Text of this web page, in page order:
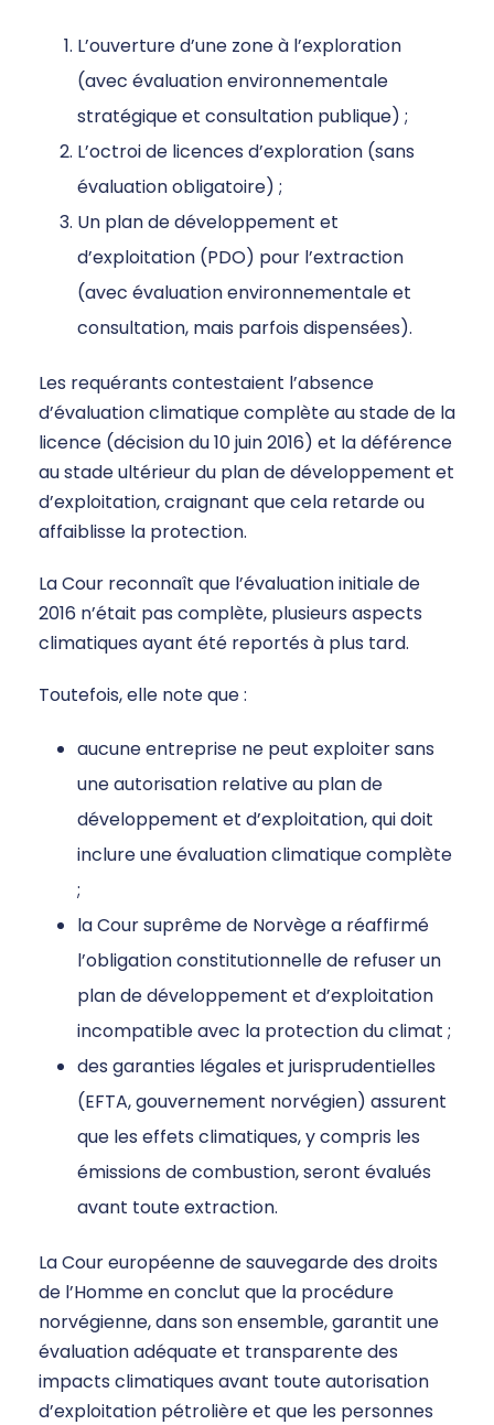
L’ouverture d’une zone à l’exploration
(avec évaluation environnementale
stratégique et consultation publique) ;
L’octroi de licences d’exploration (sans
évaluation obligatoire) ;
Un plan de développement et
d’exploitation (PDO) pour l’extraction
(avec évaluation environnementale et
consultation, mais parfois dispensées).
Les requérants contestaient l’absence
d’évaluation climatique complète au stade de la
licence (décision du 10 juin 2016) et la déférence
au stade ultérieur du plan de développement et
d’exploitation, craignant que cela retarde ou
affaiblisse la protection.
La Cour reconnaît que l’évaluation initiale de
2016 n’était pas complète, plusieurs aspects
climatiques ayant été reportés à plus tard.
Toutefois, elle note que :
aucune entreprise ne peut exploiter sans
une autorisation relative au plan de
développement et d’exploitation, qui doit
inclure une évaluation climatique complète
;
la Cour suprême de Norvège a réaffirmé
l’obligation constitutionnelle de refuser un
plan de développement et d’exploitation
incompatible avec la protection du climat ;
des garanties légales et jurisprudentielles
(EFTA, gouvernement norvégien) assurent
que les effets climatiques, y compris les
émissions de combustion, seront évalués
avant toute extraction.
La Cour européenne de sauvegarde des droits
de l’Homme en conclut que la procédure
norvégienne, dans son ensemble, garantit une
évaluation adéquate et transparente des
impacts climatiques avant toute autorisation
d’exploitation pétrolière et que les personnes